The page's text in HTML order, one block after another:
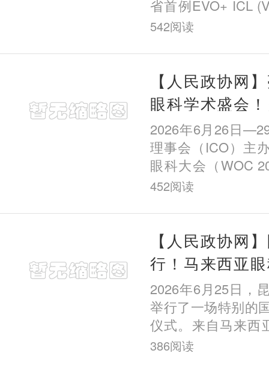
省首例EVO+ ICL
手术以来，该院
科机构之一。 从
542阅读
【人民政协网
眼科学术盛会
董艳秋医生受
世界眼科大会
2026年6月26日
理事会（ICO）主
眼科大会（WOC
至29日在捷克共
Ophthalmology
国际眼
452阅读
【人民政协网
行！马来西亚
习，昆明艾维
担任培训导师
2026年6月25日，
举行了一场特别的
仪式。来自马来西
Bin Hoo正式入驻
386阅读